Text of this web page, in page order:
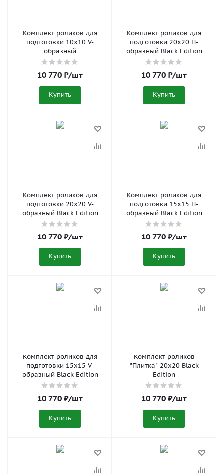
Комплект роликов для
подготовки 10x10 V-
образный
10 770 ₽/шт
Купить
Комплект роликов для
подготовки 20x20 П-
образный Black Edition
10 770 ₽/шт
Купить
Комплект роликов для
подготовки 20x20 V-
образный Black Edition
10 770 ₽/шт
Купить
Комплект роликов для
подготовки 15x15 П-
образный Black Edition
10 770 ₽/шт
Купить
Комплект роликов для
подготовки 15x15 V-
образный Black Edition
10 770 ₽/шт
Купить
Комплект роликов
"Плитка" 20x20 Black
Edition
10 770 ₽/шт
Купить